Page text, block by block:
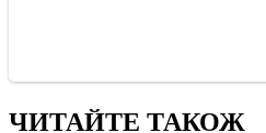
ЧИТАЙТЕ ТАКОЖ